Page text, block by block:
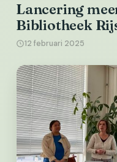
Lancering
Bibliotheek
12 februari 2025